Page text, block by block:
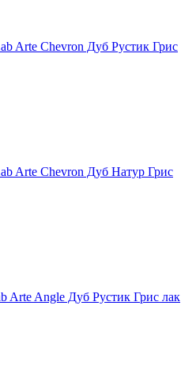
Arte Chevron Дуб Рустик Грис
Arte Chevron Дуб Натур Грис
Arte Angle Дуб Рустик Грис лак